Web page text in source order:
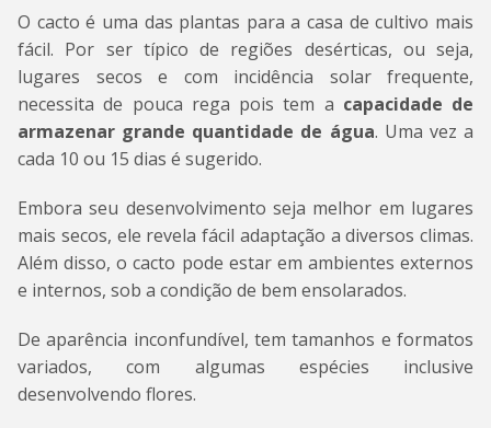
O cacto é uma das plantas para a casa de cultivo mais
fácil. Por ser típico de regiões desérticas, ou seja,
lugares secos e com incidência solar frequente,
necessita de pouca rega pois tem a capacidade de
armazenar grande quantidade de água. Uma vez a
cada 10 ou 15 dias é sugerido.
Embora seu desenvolvimento seja melhor em lugares
mais secos, ele revela fácil adaptação a diversos climas.
Além disso, o cacto pode estar em ambientes externos
e internos, sob a condição de bem ensolarados.
De aparência inconfundível, tem tamanhos e formatos
variados, com algumas espécies inclusive
desenvolvendo flores.